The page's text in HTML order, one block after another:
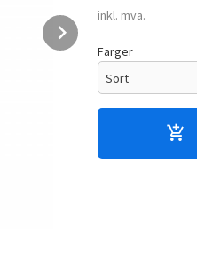
inkl. mva.
Farger